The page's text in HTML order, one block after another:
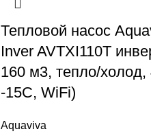
Тепловой насос
Inver AVTXI110T
160 м3, тепло/холод,
-15С, WiFi)
Aquaviva